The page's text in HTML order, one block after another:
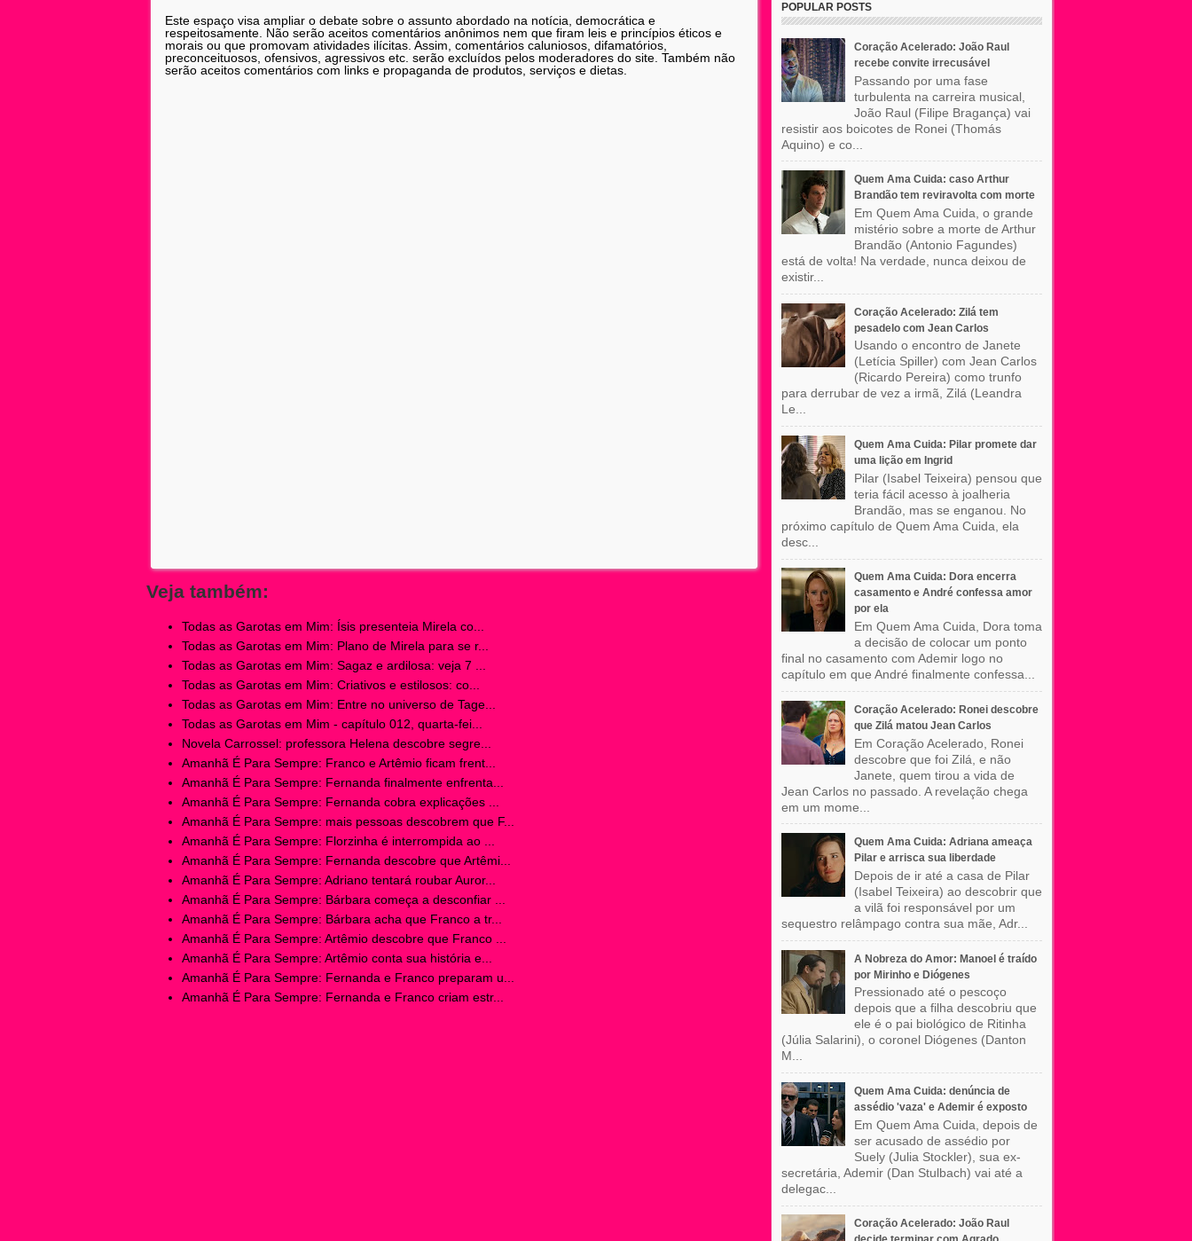
Este espaço visa ampliar o debate sobre o assunto abordado na notícia, democrática e
respeitosamente. Não serão aceitos comentários anônimos nem que firam leis e princípios éticos e
morais ou que promovam atividades ilícitas. Assim, comentários caluniosos, difamatórios,
preconceituosos, ofensivos, agressivos etc. serão excluídos pelos moderadores do site. Também não
serão aceitos comentários com links e propaganda de produtos, serviços e dietas.
Veja também:
Todas as Garotas em Mim: Ísis presenteia Mirela co...
Todas as Garotas em Mim: Plano de Mirela para se r...
Todas as Garotas em Mim: Sagaz e ardilosa: veja 7 ...
Todas as Garotas em Mim: Criativos e estilosos: co...
Todas as Garotas em Mim: Entre no universo de Tage...
Todas as Garotas em Mim - capítulo 012, quarta-fei...
Novela Carrossel: professora Helena descobre segre...
Amanhã É Para Sempre: Franco e Artêmio ficam frent...
Amanhã É Para Sempre: Fernanda finalmente enfrenta...
Amanhã É Para Sempre: Fernanda cobra explicações ...
Amanhã É Para Sempre: mais pessoas descobrem que F...
Amanhã É Para Sempre: Florzinha é interrompida ao ...
Amanhã É Para Sempre: Fernanda descobre que Artêmi...
Amanhã É Para Sempre: Adriano tentará roubar Auror...
Amanhã É Para Sempre: Bárbara começa a desconfiar ...
Amanhã É Para Sempre: Bárbara acha que Franco a tr...
Amanhã É Para Sempre: Artêmio descobre que Franco ...
Amanhã É Para Sempre: Artêmio conta sua história e...
Amanhã É Para Sempre: Fernanda e Franco preparam u...
Amanhã É Para Sempre: Fernanda e Franco criam estr...
POPULAR POSTS
Coração Acelerado: João Raul
recebe convite irrecusável
Passando por uma fase
turbulenta na carreira musical,
João Raul (Filipe Bragança) vai
resistir aos boicotes de Ronei (Thomás
Aquino) e co...
Quem Ama Cuida: caso Arthur
Brandão tem reviravolta com morte
Em Quem Ama Cuida, o grande
mistério sobre a morte de Arthur
Brandão (Antonio Fagundes)
está de volta! Na verdade, nunca deixou de
existir...
Coração Acelerado: Zilá tem
pesadelo com Jean Carlos
Usando o encontro de Janete
(Letícia Spiller) com Jean Carlos
(Ricardo Pereira) como trunfo
para derrubar de vez a irmã, Zilá (Leandra
Le...
Quem Ama Cuida: Pilar promete dar
uma lição em Ingrid
Pilar (Isabel Teixeira) pensou que
teria fácil acesso à joalheria
Brandão, mas se enganou. No
próximo capítulo de Quem Ama Cuida, ela
desc...
Quem Ama Cuida: Dora encerra
casamento e André confessa amor
por ela
Em Quem Ama Cuida, Dora toma
a decisão de colocar um ponto
final no casamento com Ademir logo no
capítulo em que André finalmente confessa...
Coração Acelerado: Ronei descobre
que Zilá matou Jean Carlos
Em Coração Acelerado, Ronei
descobre que foi Zilá, e não
Janete, quem tirou a vida de
Jean Carlos no passado. A revelação chega
em um mome...
Quem Ama Cuida: Adriana ameaça
Pilar e arrisca sua liberdade
Depois de ir até a casa de Pilar
(Isabel Teixeira) ao descobrir que
a vilã foi responsável por um
sequestro relâmpago contra sua mãe, Adr...
A Nobreza do Amor: Manoel é traído
por Mirinho e Diógenes
Pressionado até o pescoço
depois que a filha descobriu que
ele é o pai biológico de Ritinha
(Júlia Salarini), o coronel Diógenes (Danton
M...
Quem Ama Cuida: denúncia de
assédio 'vaza' e Ademir é exposto
Em Quem Ama Cuida, depois de
ser acusado de assédio por
Suely (Julia Stockler), sua ex-
secretária, Ademir (Dan Stulbach) vai até a
delegac...
Coração Acelerado: João Raul